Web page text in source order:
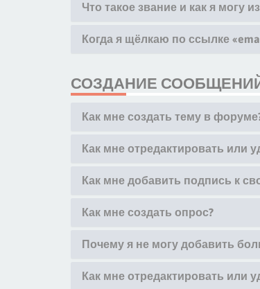
Что такое звание и как я могу
Когда я щёлкаю по ссылке
СОЗДАНИЕ
Как мне создать тему в
Как мне отредактировать или
Как мне добавить подпись к
Как мне создать опрос?
Почему я не могу добавить
Как мне отредактировать или